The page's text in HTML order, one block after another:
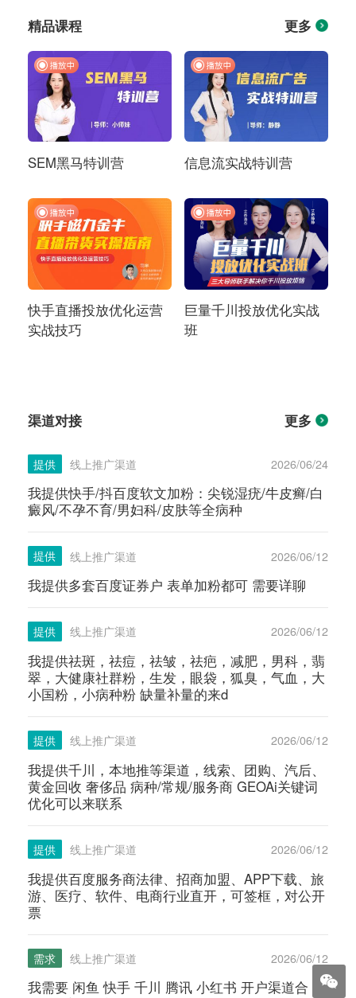
精品课程 更多
SEM黑马特训营 信息流实战特训营
快手直播投放优化运营
实战技巧
巨量千川投放优化实战
班
渠道对接 更多
提供 线上推广渠道 2026/06/24
我提供快手/抖百度软文加粉：尖锐湿疣/牛皮癣/白
癜风/不孕不育/男妇科/皮肤等全病种
提供 线上推广渠道 2026/06/12
我提供多套百度证券户 表单加粉都可 需要详聊
提供 线上推广渠道 2026/06/12
我提供祛斑，祛痘，祛皱，祛疤，减肥，男科，翡
翠，大健康社群粉，生发，眼袋，狐臭，气血，大
小国粉，小病种粉 缺量补量的来d
提供 线上推广渠道 2026/06/12
我提供千川，本地推等渠道，线索、团购、汽后、
黄金回收 奢侈品 病种/常规/服务商 GEOAi关键词
优化可以来联系
提供 线上推广渠道 2026/06/12
我提供百度服务商法律、招商加盟、APP下载、旅
游、医疗、软件、电商行业直开，可签框，对公开
票
需求 线上推广渠道 2026/06/12
我需要 闲鱼 快手 千川 腾讯 小红书 开户渠道合